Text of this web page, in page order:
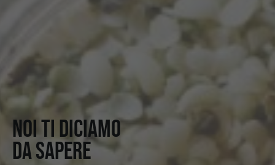
NOI TI DICIAMO
DA SAPERE